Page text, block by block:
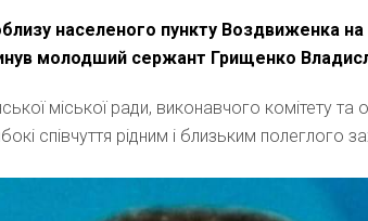
населеного пункту Воздвиженка
молодший сержант Грищенко
міської ради, виконавчого комітету
співчуття рідним і близьким полеглого